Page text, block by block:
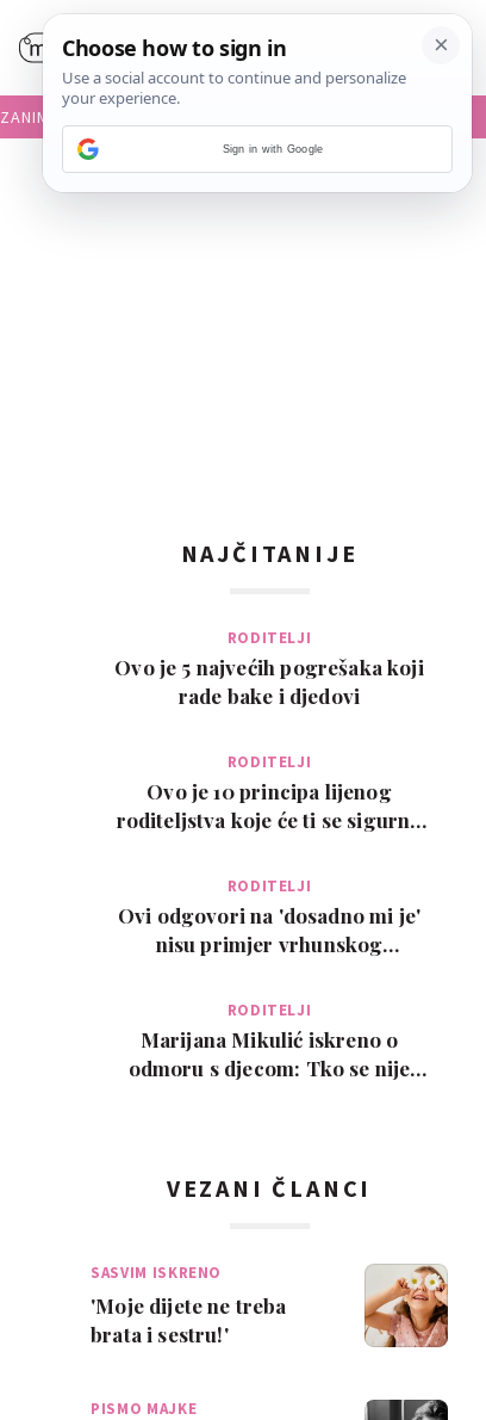
ZANIMLJIVOSTI
NAJČITANIJE
RODITELJI
Ovo je 5 najvećih pogrešaka koji
rade bake i djedovi
RODITELJI
Ovo je 10 principa lijenog
roditeljstva koje će ti se sigurno
RODITELJI
Ovi odgovori na 'dosadno mi je'
nisu primjer vrhunskog
RODITELJI
Marijana Mikulić iskreno o
odmoru s djecom: Tko se nije
VEZANI ČLANCI
SASVIM ISKRENO
'Moje dijete ne treba
brata i sestru!'
PISMO MAJKE
Sign in with Google